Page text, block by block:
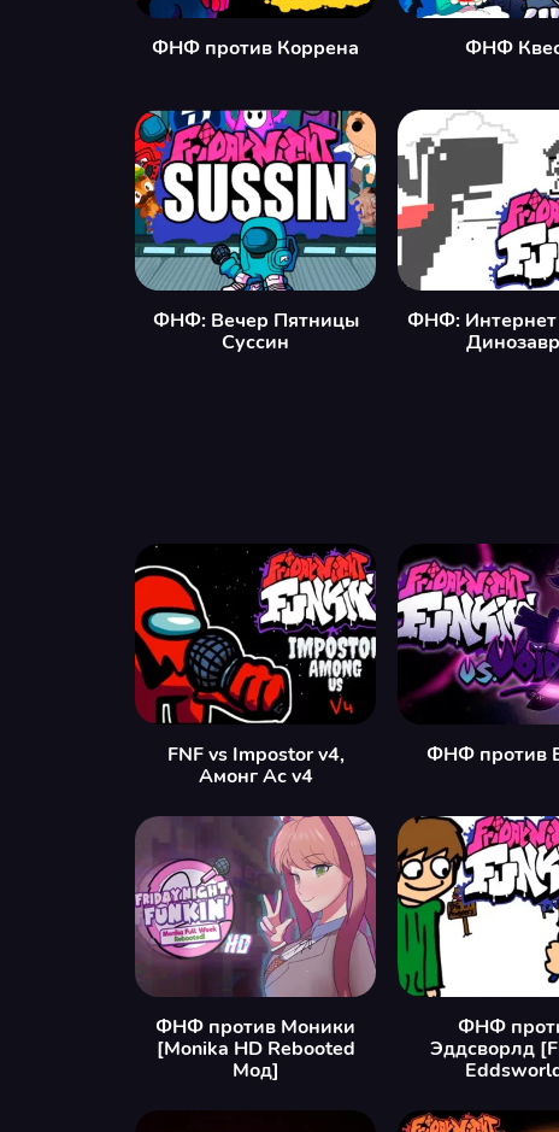
ФНФ против Коррена ФНФ
ФНФ: Вечер Пятницы
Суссин
ФНФ: Интернет
FNF vs Impostor v4,
Амонг Ас v4
ФНФ против
ФНФ против Моники
[Monika HD Rebooted
Мод]
ФНФ
Эддсворлд